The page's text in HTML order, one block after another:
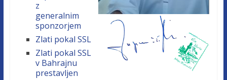
z
generalnim
sponzorjem
Zlati pokal SSL
Zlati pokal SSL
v Bahrajnu
prestavljen